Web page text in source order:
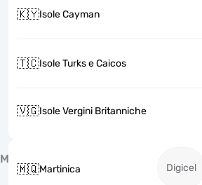
🇰🇾Isole Cayman
🇹🇨Isole Turks e Caicos
🇻🇬Isole Vergini Britanniche
M
🇲🇶Martinica Digicel